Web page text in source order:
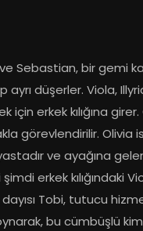
Sebastian, bir gemi
ayrı düşerler. Viola,
erkek kılığına
görevlendirilir. Olivia
ve ayağına
erkek kılığındaki
dayısı Tobi, tutucu
bu cümbüşlü